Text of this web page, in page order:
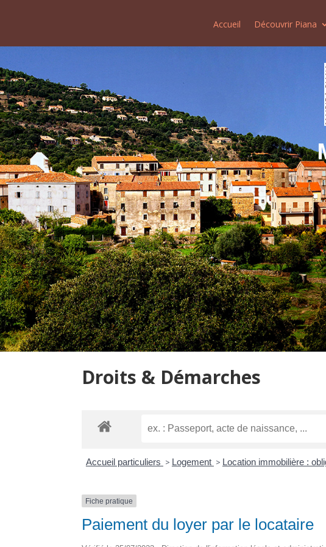
Accueil Découvrir Piana
Droits & Démarches
Accueil particuliers > Logement > Location immobilière :
Fiche pratique
Paiement du loyer par le locataire